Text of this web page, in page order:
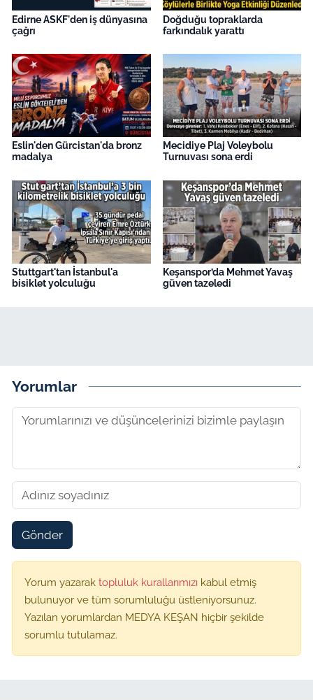
Edirne ASKF'den iş dünyasına
çağrı
Doğduğu topraklarda
farkındalık yarattı
Eslin'den Gürcistan'da bronz
madalya
Mecidiye Plaj Voleybolu
Turnuvası sona erdi
Stuttgart'tan İstanbul'a
bisiklet yolculuğu
Keşanspor’da Mehmet Yavaş
güven tazeledi
Yorumlar
Gönder
Yorum yazarak topluluk kurallarımızı kabul etmiş
bulunuyor ve tüm sorumluluğu üstleniyorsunuz.
Yazılan yorumlardan MEDYA KEŞAN hiçbir şekilde
sorumlu tutulamaz.